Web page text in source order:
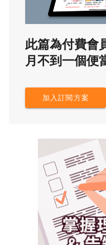
此篇為付費會
月不到一個便
加入訂閱方案